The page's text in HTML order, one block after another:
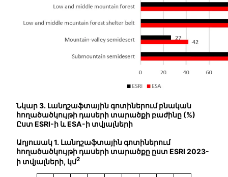
Նկար 3. Լանդշաֆտային գոտիներում բնական
հողածածկույթի դասերի տարածքի բաժինը (%)
Ըստ ESRI-ի և ESA-ի տվյալների
Աղյուսակ 1. Լանդշաֆտային գոտիներում
հողածածկույթի դասերի տարածքը ըստ ESRI 2023-
ի տվյալների, կմ2